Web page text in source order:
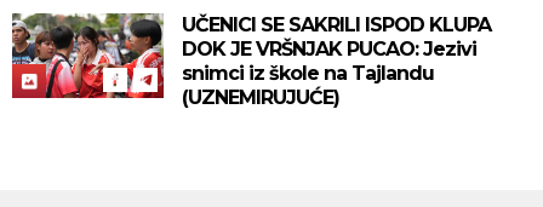
UČENICI SE SAKRILI ISPOD KLUPA
DOK JE VRŠNJAK PUCAO: Jezivi
snimci iz škole na Tajlandu
(UZNEMIRUJUĆE)